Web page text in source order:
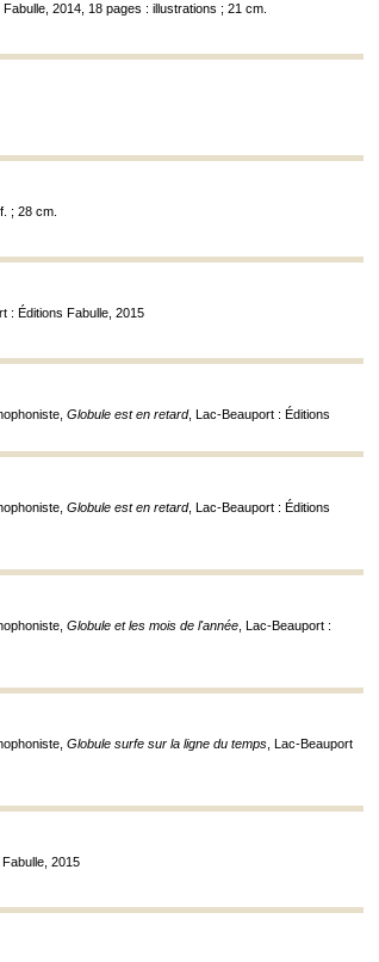
Fabulle, 2014, 18 pages : illustrations ; 21 cm.
; 28 cm.
: Éditions Fabulle, 2015
Globule est en retard, Lac-Beauport : Éditions
Globule est en retard, Lac-Beauport : Éditions
Globule et les mois de l'année , Lac-Beauport :
Globule surfe sur la ligne du temps , Lac-Beauport
Fabulle, 2015